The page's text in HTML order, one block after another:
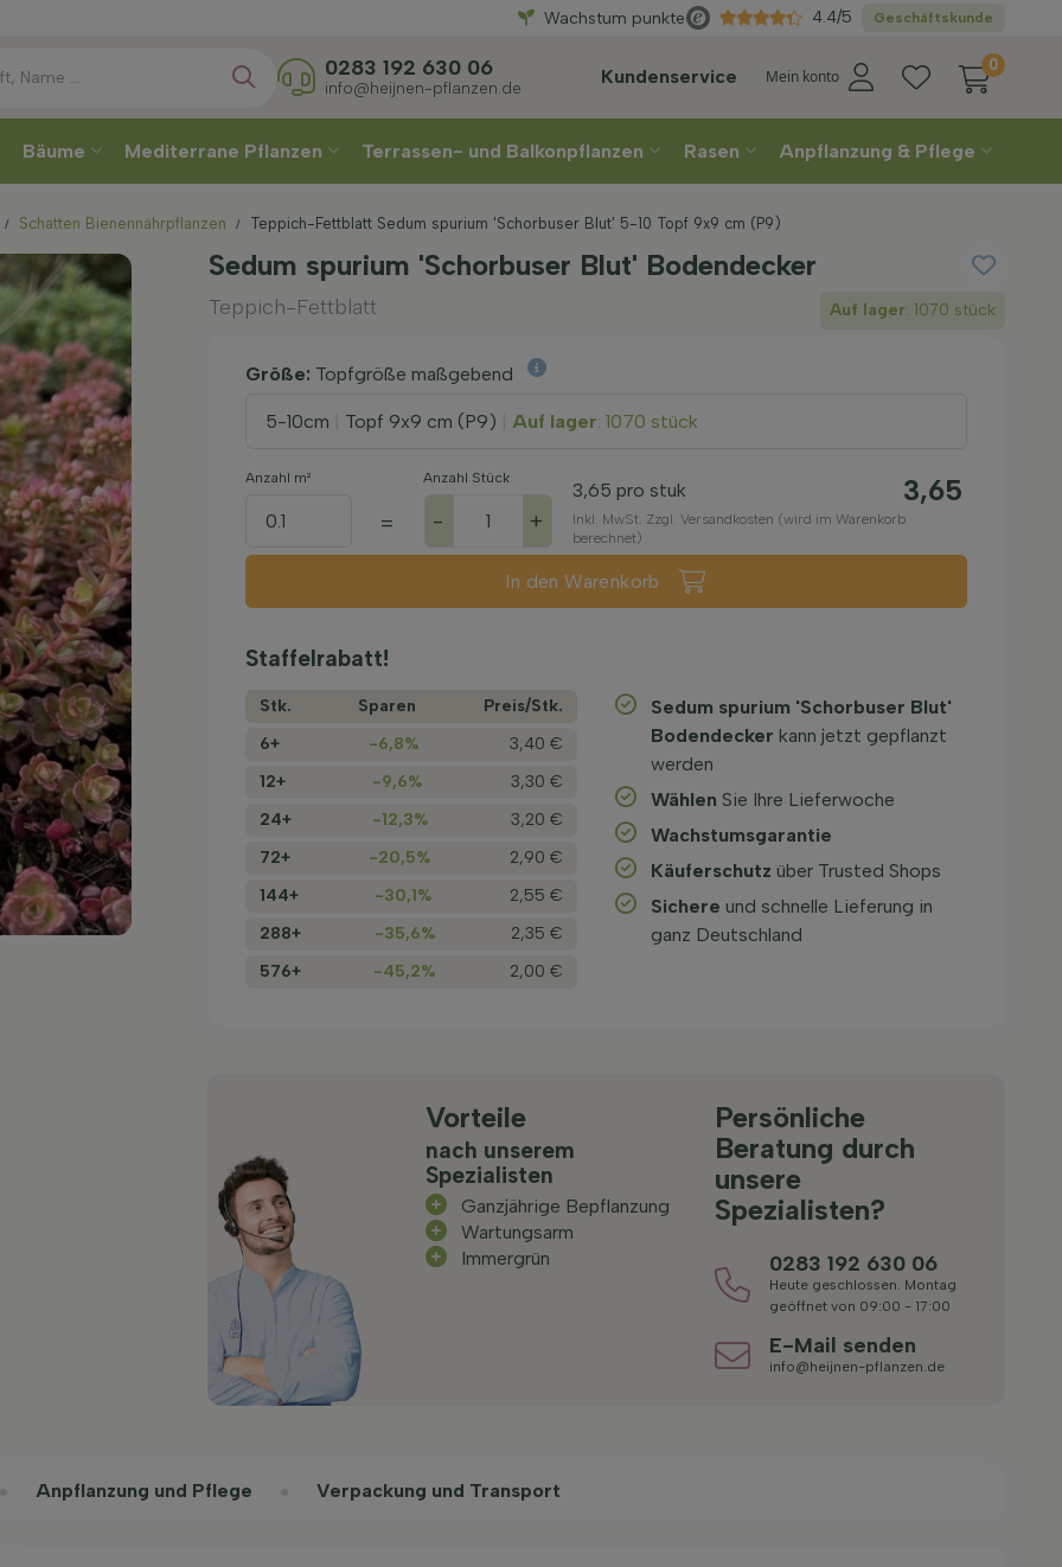
WählenSie Ihre Lieferwoche
Wachstum punkte Geschäftskunde
4.4/5
Kundenservice Mein konto
0
0283 192 630 06
info@heijnen-pflanzen.de
Bäume Mediterrane Pflanzen Terrassen- und Balkonpflanzen Rasen Anpflanzung & Pflege
Schatten Bienennährpflanzen Teppich-Fettblatt Sedum spurium 'Schorbuser Blut' 5-10 Topf 9x9 cm (P9)
Sedum spurium 'Schorbuser Blut' Bodendecker
Teppich-Fettblatt Auf lager: 1070 stück
Größe: Topfgröße maßgebend
5-10cm Topf 9x9 cm (P9) Auf lager: 1070 stück
Anzahl m²
=
Anzahl Stück
- +
3,65 pro stuk 3,65
Inkl. MwSt. Zzgl. Versandkosten (wird im Warenkorb
berechnet)
In den Warenkorb
Staffelrabatt!
Stk. Sparen
Preis/­Stk.
6+
-6,8%
3,40 €
12+
-9,6%
3,30 €
24+
-12,3%
3,20 €
72+
-20,5%
2,90 €
144+
-30,1%
2,55 €
288+
-35,6%
2,35 €
576+
-45,2% 2,00 €
Sedum spurium 'Schorbuser Blut'
Bodendecker kann jetzt gepflanzt
werden
Wählen Sie Ihre Lieferwoche
Wachstums­garantie
Käuferschutz über Trusted Shops
Sichere und schnelle Lieferung in
ganz Deutschland
Vorteile
nach unserem
Spezialisten
Ganzjährige Bepflanzung
Wartungsarm
Immergrün
Persönliche
Beratung durch
unsere
Spezialisten?
0283 192 630 06
Heute geschlossen. Montag
geöffnet von 09:00 - 17:00
E-Mail senden
info@heijnen-pflanzen.de
Anpflanzung und Pflege Verpackung und Transport